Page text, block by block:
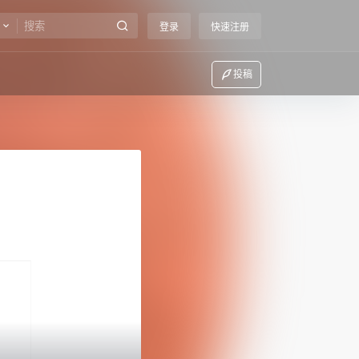
登录 快速注册
投稿